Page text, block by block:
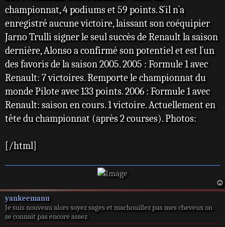
championnat, 4 podiums et 59 points. S`il n`a
enregistré aucune victoire, laissant son coéquipier
Jarno Trulli signer le seul succès de Renault la saison
dernière, Alonso a confirmé son potentiel et est l`un
des favoris de la saison 2005. 2005 : Formule 1 avec
Renault: 7 victoires. Remporte le championnat du
monde Pilote avec 133 points. 2006 : Formule 1 avec
Renault: saison en cours. 1 victoire. Actuellement en
tête du championnat (après 2 courses). Photos:
[/html]
yankeemanu
Je suis nouveau alors soyez sages et machouillez pas mes cheveux on
se connait pas encore assez